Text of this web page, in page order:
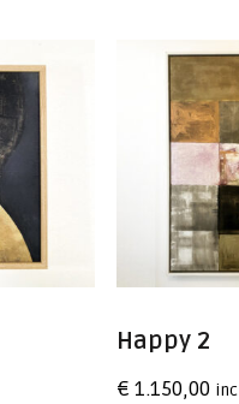
Happy 2
€ 1.150,00